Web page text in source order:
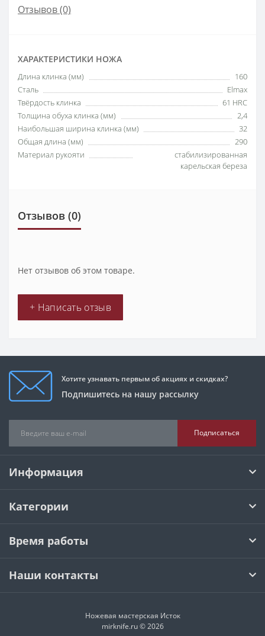
Отзывов (0)
ХАРАКТЕРИСТИКИ НОЖА
Длина клинка (мм)
160
Сталь
Elmax
Твёрдость клинка
61 HRC
Толщина обуха клинка (мм)
2,4
Наибольшая ширина клинка (мм)
32
Общая длина (мм)
290
Материал рукояти
стабилизированная
карельская береза
Отзывов (0)
Нет отзывов об этом товаре.
+ Написать отзыв
Хотите узнавать первым об акциях и скидках?
Подпишитесь на нашу рассылку
Подписаться
Информация
Категории
Время работы
Наши контакты
Ножевая мастерская Исток
mirknife.ru © 2026